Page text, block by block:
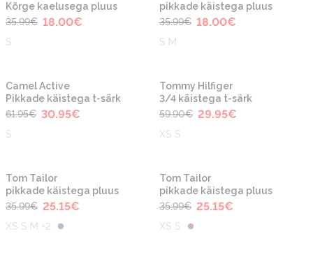
Kõrge kaelusega pluus
35.99€ 18.00€
S
pikkade käistega pluus
35.99€ 18.00€
S M
-50%
Camel Active
Pikkade käistega t-särk
61.95€ 30.95€
S
-50%
Tommy Hilfiger
3/4 käistega t-särk
59.90€ 29.95€
XS S
-30%
Tom Tailor
pikkade käistega pluus
35.99€ 25.15€
XS S M +2
-30%
Tom Tailor
pikkade käistega pluus
35.99€ 25.15€
XS S